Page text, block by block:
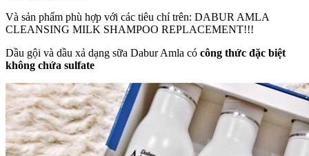
Và sản phẩm phù hợp với các tiêu chí trên: DABUR AMLA
CLEANSING MILK SHAMPOO REPLACEMENT!!!
Dầu gội và dầu xả dạng sữa Dabur Amla có công thức đặc biệt
không chứa sulfate